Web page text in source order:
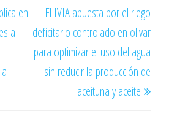
en
a
El IVIA apuesta por el riego
deficitario controlado en olivar
para optimizar el uso del agua
sin reducir la producción de
aceituna y aceite